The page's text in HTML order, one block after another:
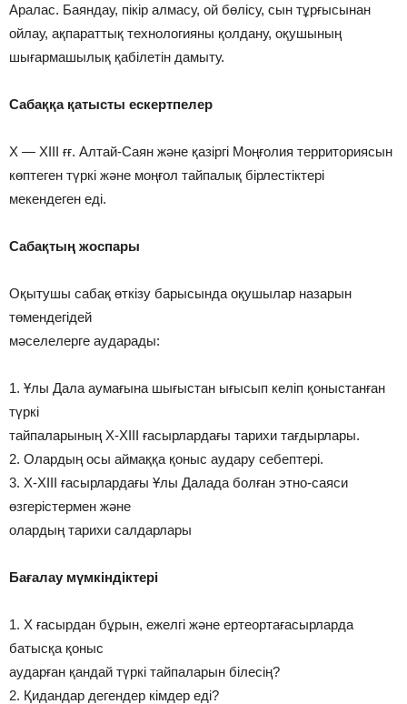
Аралас. Баяндау, пікір алмасу, ой бөлісу, сын тұрғысынан
ойлау, ақпараттық технологияны қолдану, оқушының
шығармашылық қабілетін дамыту.
Сабаққа қатысты ескертпелер
X — XIII ғғ. Алтай-Саян және қазіргі Моңғолия территориясын
көптеген түркі және моңғол тайпалық бірлестіктері
мекендеген еді.
Сабақтың жоспары
Оқытушы сабақ өткізу барысында оқушылар назарын
төмендегідей
мәселелерге аударады:
1. Ұлы Дала аумағына шығыстан ығысып келіп қоныстанған
түркі
тайпаларының Х-ХІІІ ғасырлардағы тарихи тағдырлары.
2. Олардың осы аймаққа қоныс аудару себептері.
3. Х-ХІІІ ғасырлардағы Ұлы Далада болған этно-саяси
өзгерістермен және
олардың тарихи салдарлары
Бағалау мүмкіндіктері
1. Х ғасырдан бұрын, ежелгі және ертеортағасырларда
батысқа қоныс
аударған қандай түркі тайпаларын білесің?
2. Қидандар дегендер кімдер еді?